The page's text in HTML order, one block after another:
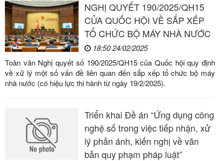
NGHỊ QUYẾT 190/2025/QH15
CỦA QUỐC HỘI VỀ SẮP XẾP
TỔ CHỨC BỘ MÁY NHÀ NƯỚC
18:50 24/02/2025
Toàn văn Nghị quyết số 190/2025/QH15 của Quốc hội quy định
về xử lý một số vấn đề liên quan đến sắp xếp tổ chức bộ máy
nhà nước (có hiệu lực thi hành từ ngày 19/2/2025).
Triển khai Đề án “Ứng dụng công
nghệ số trong việc tiếp nhận, xử
lý phản ánh, kiến nghị về văn
bản quy phạm pháp luật”